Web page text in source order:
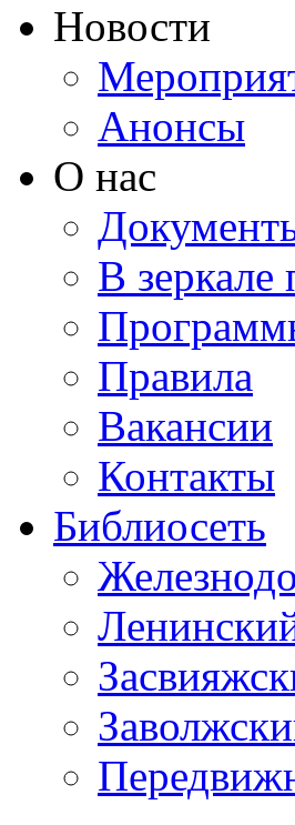
Новости
Анонсы
О нас
В зеркале
Правила
Вакансии
Контакты
Библиосеть